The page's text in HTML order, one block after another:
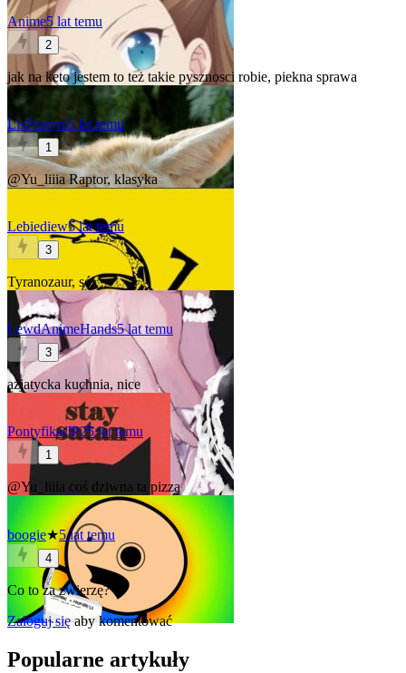
Anime5 lat temu
2
jak na keto jestem to też takie pysznosci robie, piekna sprawa
LisPustyni5 lat temu
1
@Yu_liiiaRaptor, klasyka
Lebiediew5 lat temu
3
Tyranozaur, sól.
LewdAnimeHands5 lat temu
3
azjatycka kuchnia, nice
PontyfikatJP25 lat temu
1
@Yu_liiia coś dziwna ta pizza
boogie★5 lat temu
4
Co to za zwierzę?
Zaloguj się aby komentować
Popularne artykuły